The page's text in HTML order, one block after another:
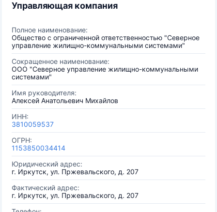
Управляющая компания
Полное наименование:
Общество с ограниченной ответственностью "Северное
управление жилищно-коммунальными системами"
Сокращенное наименование:
ООО "Северное управление жилищно-коммунальными
системами"
Имя руководителя:
Алексей Анатольевич Михайлов
ИНН:
3810059537
ОГРН:
1153850034414
Юридический адрес:
г. Иркутск, ул. Пржевальского, д. 207
Фактический адрес:
г. Иркутск, ул. Пржевальского, д. 207